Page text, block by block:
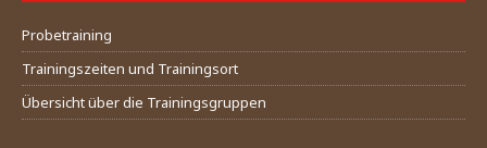
Probetraining
Trainingszeiten und Trainingsort
Übersicht über die Trainingsgruppen